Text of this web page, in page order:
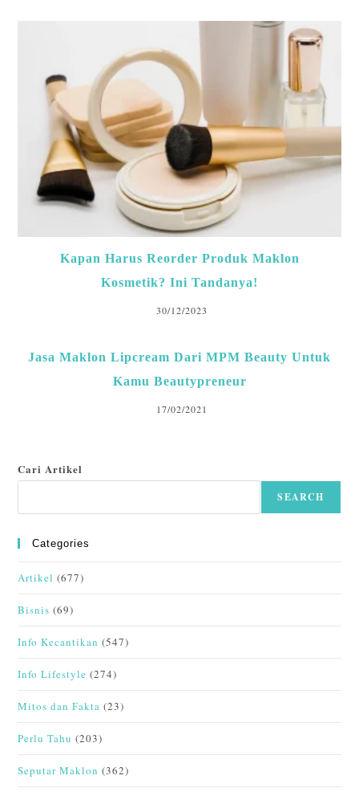
Kapan Harus Reorder Produk Maklon
Kosmetik? Ini Tandanya!
30/12/2023
Jasa Maklon Lipcream Dari MPM Beauty Untuk
Kamu Beautypreneur
17/02/2021
Cari Artikel
SEARCH
Categories
Artikel (677)
Bisnis (69)
Info Kecantikan (547)
Info Lifestyle (274)
Mitos dan Fakta (23)
Perlu Tahu (203)
Seputar Maklon (362)